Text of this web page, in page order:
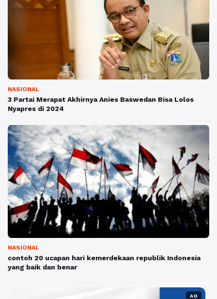
NASIONAL
3 Partai Merapat Akhirnya Anies Baswedan Bisa Lolos
Nyapres di 2024
NASIONAL
contoh 20 ucapan hari kemerdekaan republik Indonesia
yang baik dan benar
AD